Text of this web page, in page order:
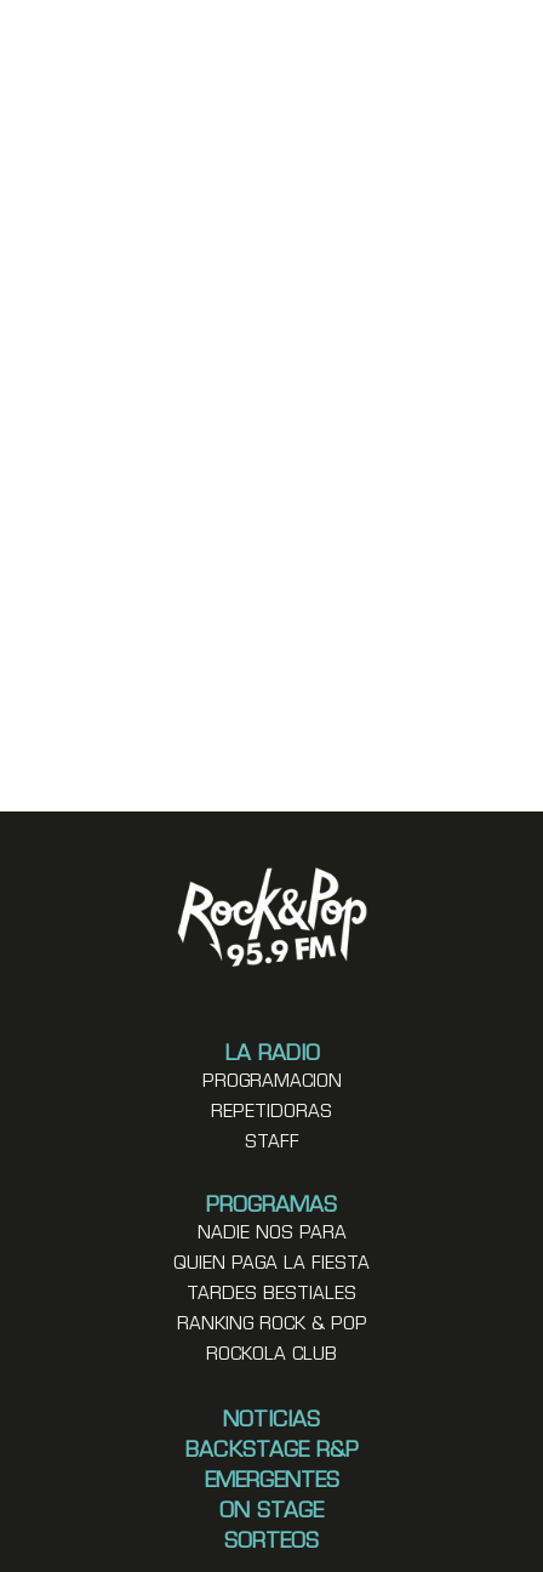
LA RADIO
PROGRAMACION
REPETIDORAS
STAFF
PROGRAMAS
NADIE NOS PARA
QUIEN PAGA LA FIESTA
TARDES BESTIALES
RANKING ROCK & POP
ROCKOLA CLUB
NOTICIAS
BACKSTAGE R&P
EMERGENTES
ON STAGE
SORTEOS